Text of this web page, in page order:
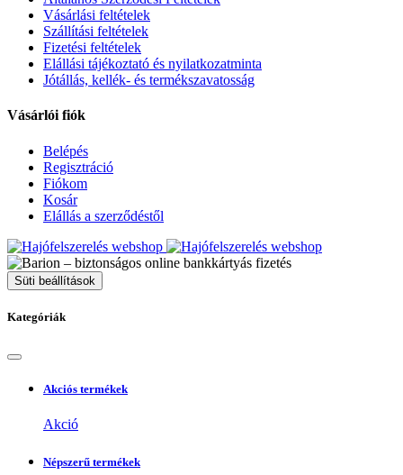
Vásárlási feltételek
Szállítási feltételek
Fizetési feltételek
Elállási tájékoztató és nyilatkozatminta
Jótállás, kellék- és termékszavatosság
Vásárlói fiók
Belépés
Regisztráció
Fiókom
Kosár
Elállás a szerződéstől
Süti beállítások
Kategóriák
Akciós termékek
Akció
Népszerű termékek